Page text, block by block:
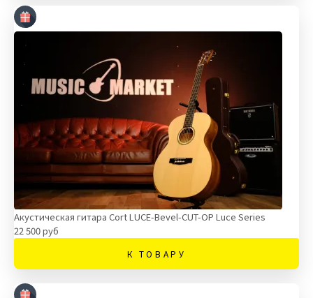
Акустическая гитара Cort LUCE-Bevel-CUT-OP Luce Series
22 500 руб
К ТОВАРУ